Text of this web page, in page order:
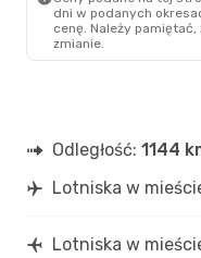
dni w podanych
cenę. Należy
zmianie.
Odległość: 1144
Lotniska w
Lotniska w